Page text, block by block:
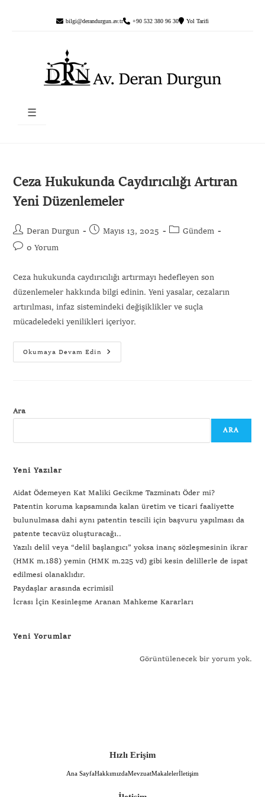
bilgi@derandurgun.av.tr +90 532 380 96 30 Yol Tarifi
☰
Ceza Hukukunda Caydırıcılığı Artıran
Yeni Düzenlemeler
Deran Durgun Mayıs 13, 2025
Gündem
0 Yorum
Ceza hukukunda caydırıcılığı artırmayı hedefleyen son
düzenlemeler hakkında bilgi edinin. Yeni yasalar, cezaların
artırılması, infaz sistemindeki değişiklikler ve suçla
mücadeledeki yenilikleri içeriyor.
Okumaya Devam Edin
Ara
ARA
Yeni Yazılar
Aidat Ödemeyen Kat Maliki Gecikme Tazminatı Öder mi?
Patentin koruma kapsamında kalan üretim ve ticari faaliyette
bulunulmasa dahi aynı patentin tescili için başvuru yapılması da
patente tecavüz oluşturacağı..
Yazılı delil veya “delil başlangıcı” yoksa inanç sözleşmesinin ikrar
(HMK m.188) yemin (HMK m.225 vd) gibi kesin delillerle de ispat
edilmesi olanaklıdır.
Paydaşlar arasında ecrimisil
İcrası İçin Kesinleşme Aranan Mahkeme Kararları
Yeni Yorumlar
Görüntülenecek bir yorum yok.
Hızlı Erişim
Ana SayfaHakkımızdaMevzuatMakalelerİletişim